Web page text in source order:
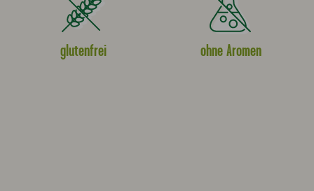
glutenfrei ohne Aromen